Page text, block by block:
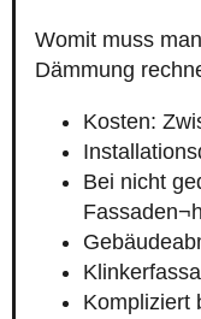
Womit muss
Dämmung
Kosten:
Bei nicht
Kompliziert